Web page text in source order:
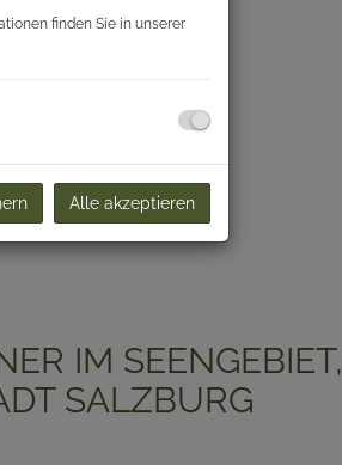
IM SEENGEBIET,
SALZBURG
finden Sie in unserer
Alle akzeptieren